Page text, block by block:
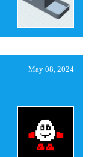
May 08, 2024